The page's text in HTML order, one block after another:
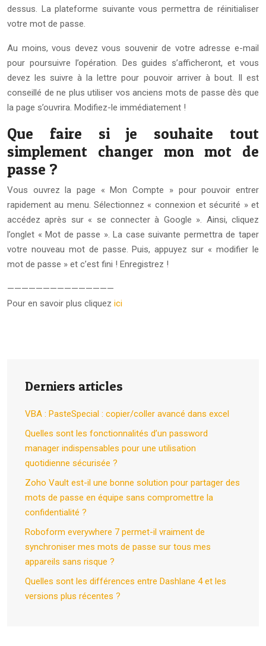
dessus. La plateforme suivante vous permettra de réinitialiser
votre mot de passe.
Au moins, vous devez vous souvenir de votre adresse e-mail
pour poursuivre l’opération. Des guides s’afficheront, et vous
devez les suivre à la lettre pour pouvoir arriver à bout. Il est
conseillé de ne plus utiliser vos anciens mots de passe dès que
la page s’ouvrira. Modifiez-le immédiatement !
Que faire si je souhaite tout
simplement changer mon mot de
passe ?
Vous ouvrez la page « Mon Compte » pour pouvoir entrer
rapidement au menu. Sélectionnez « connexion et sécurité » et
accédez après sur « se connecter à Google ». Ainsi, cliquez
l’onglet « Mot de passe ». La case suivante permettra de taper
votre nouveau mot de passe. Puis, appuyez sur « modifier le
mot de passe » et c’est fini ! Enregistrez !
———————————————
Pour en savoir plus cliquez ici
Derniers articles
VBA : PasteSpecial : copier/coller avancé dans excel
Quelles sont les fonctionnalités d’un password
manager indispensables pour une utilisation
quotidienne sécurisée ?
Zoho Vault est-il une bonne solution pour partager des
mots de passe en équipe sans compromettre la
confidentialité ?
Roboform everywhere 7 permet-il vraiment de
synchroniser mes mots de passe sur tous mes
appareils sans risque ?
Quelles sont les différences entre Dashlane 4 et les
versions plus récentes ?